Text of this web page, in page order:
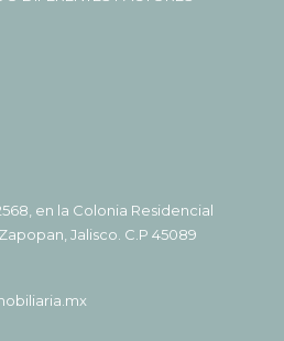
en la Colonia Residencial
Jalisco. C.P 45089